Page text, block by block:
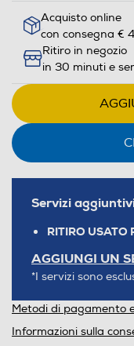
Acquisto online
con consegna €
Ritiro in negozio
in 30 minuti e
Servizi
RITIRO USATO
AGGIUNGI UN
*I servizi sono
Metodi di pagamento
Informazioni sulla